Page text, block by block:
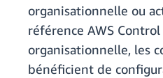
organisationnelle ou
référence AWS
organisationnelle, les
bénéficient de